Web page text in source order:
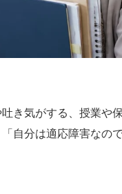
き気がする、授業や保
自分は適応障害なの